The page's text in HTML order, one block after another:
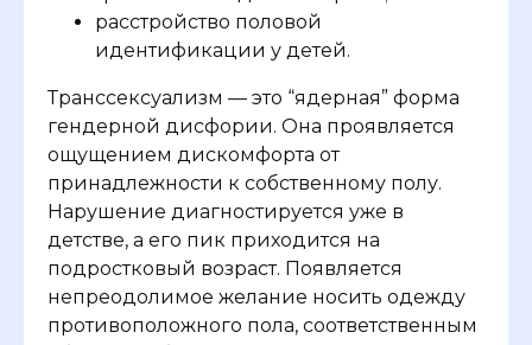
расстройство половой
идентификации у детей.
Транссексуализм — это “ядерная” форма
гендерной дисфории. Она проявляется
ощущением дискомфорта от
принадлежности к собственному полу.
Нарушение диагностируется уже в
детстве, а его пик приходится на
подростковый возраст. Появляется
непреодолимое желание носить одежду
противоположного пола, соответственным